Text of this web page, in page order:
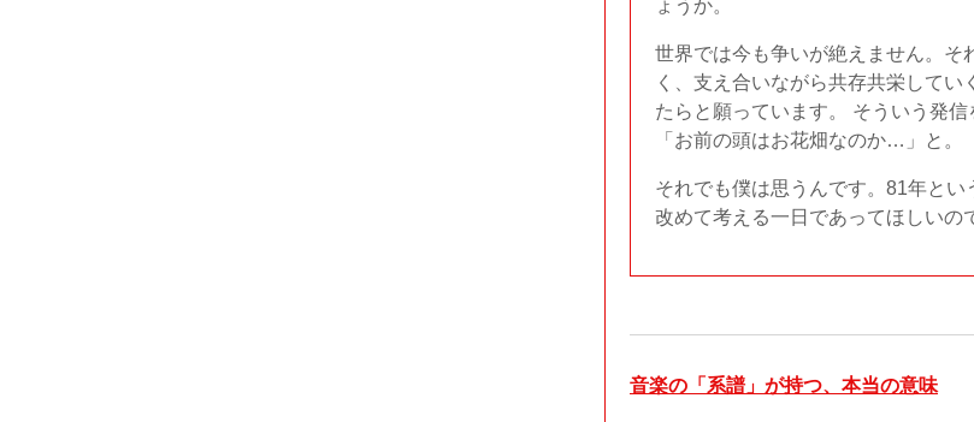
ょうか。
世界では今も争いが絶えません。そ
く、支え合いながら共存共栄して
たらと願っています。 そういう発
「お前の頭はお花畑なのか…」と。
それでも僕は思うんです。81年と
改めて考える一日であってほしいの
音楽の「系譜」が持つ、本当の意味